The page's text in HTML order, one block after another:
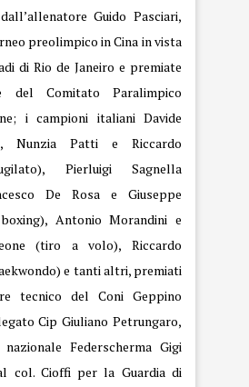
Guido Pasciari,
preolimpico in Cina in vista
di Rio de Janeiro e premiate
del Comitato Paralimpico
i campioni italiani Davide
Nunzia Patti e Riccardo
Pierluigi Sagnella
De Rosa e Giuseppe
Antonio Morandini e
(tiro a volo), Riccardo
e tanti altri, premiati
tecnico del Coni Geppino
Cip Giuliano Petrungaro,
Federscherma Gigi
col. Cioffi per la Guardia di